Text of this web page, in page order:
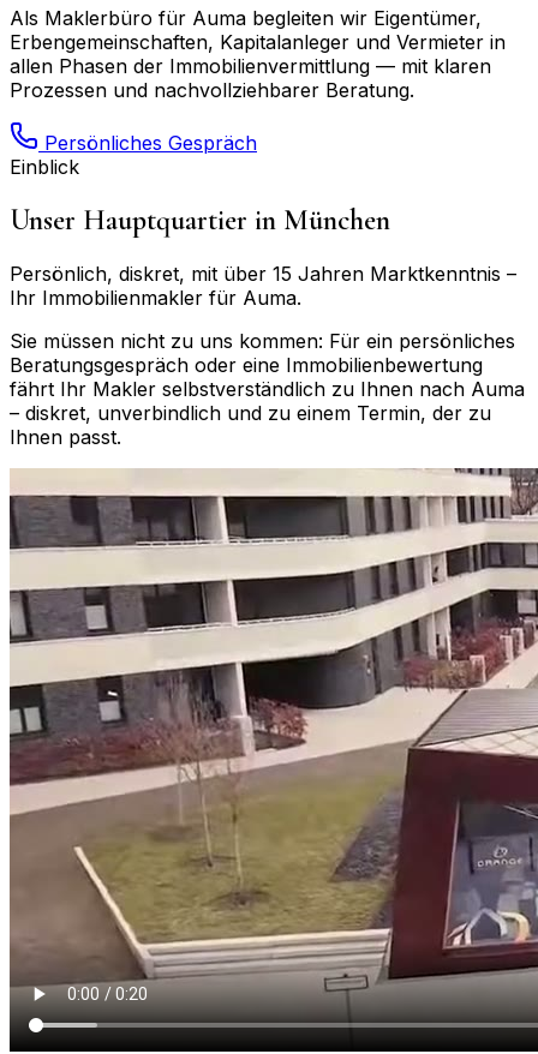
Als Maklerbüro für Auma begleiten wir Eigentümer,
Erbengemeinschaften, Kapitalanleger und Vermieter in
allen Phasen der Immobilienvermittlung — mit klaren
Prozessen und nachvollziehbarer Beratung.
Persönliches Gespräch
Einblick
Unser Hauptquartier in München
Persönlich, diskret, mit über 15 Jahren Marktkenntnis –
Ihr Immobilienmakler für Auma.
Sie müssen nicht zu uns kommen: Für ein persönliches
Beratungsgespräch oder eine Immobilienbewertung
fährt Ihr Makler selbstverständlich zu Ihnen nach Auma
– diskret, unverbindlich und zu einem Termin, der zu
Ihnen passt.